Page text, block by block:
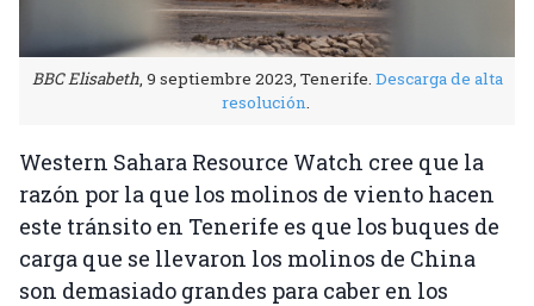
BBC Elisabeth, 9 septiembre 2023, Tenerife. Descarga de alta
resolución.
Western Sahara Resource Watch cree que la
razón por la que los molinos de viento hacen
este tránsito en Tenerife es que los buques de
carga que se llevaron los molinos de China
son demasiado grandes para caber en los